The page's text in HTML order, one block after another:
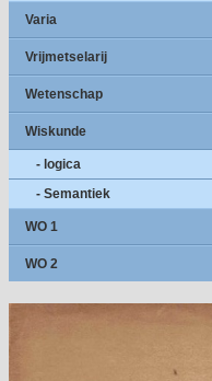
Varia
Vrijmetselarij
Wetenschap
Wiskunde
- logica
- Semantiek
WO 1
WO 2